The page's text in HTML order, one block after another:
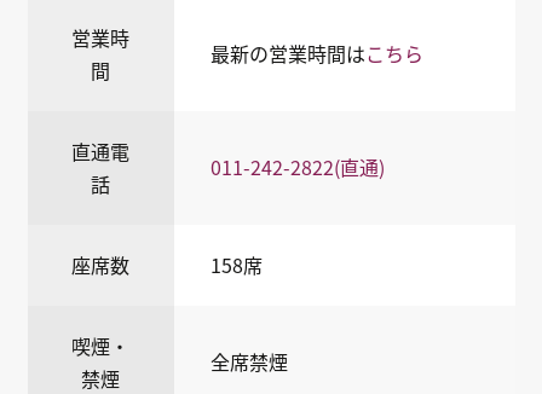
営業時
間
最新の営業時間はこちら
直通電
話
011-242-2822(直通)
座席数 158席
喫煙・
禁煙
全席禁煙